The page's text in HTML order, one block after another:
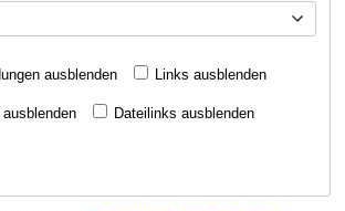
ausblenden Links ausblenden
Dateilinks ausblenden